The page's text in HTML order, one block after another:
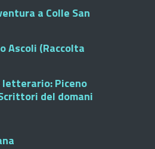
a Colle San
Ascoli (Raccolta
letterario: Piceno
del domani